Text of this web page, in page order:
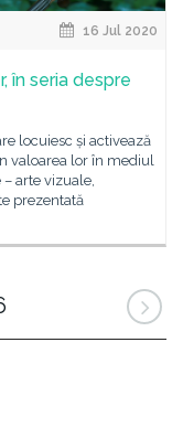
16 Jul 2020
în seria despre
locuiesc și activează
valoarea lor în mediul
arte vizuale,
prezentată